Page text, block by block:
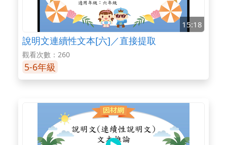
15:18
說明文連續性文本[六]／直接提取
觀看次數：260
5-6年級